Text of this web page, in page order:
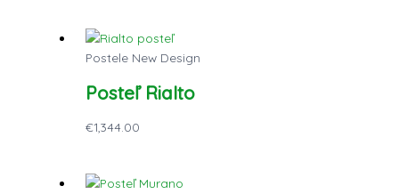
Postele New Design
Posteľ Rialto
€1,344.00